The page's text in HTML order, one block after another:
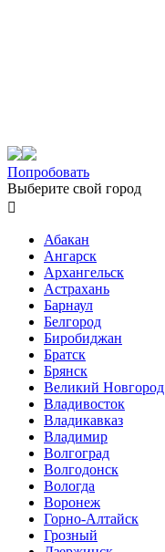
Попробовать
Выберите свой город

Абакан
Ангарск
Архангельск
Астрахань
Барнаул
Белгород
Биробиджан
Братск
Брянск
Великий Новгород
Владивосток
Владикавказ
Владимир
Волгоград
Волгодонск
Вологда
Воронеж
Горно-Алтайск
Грозный